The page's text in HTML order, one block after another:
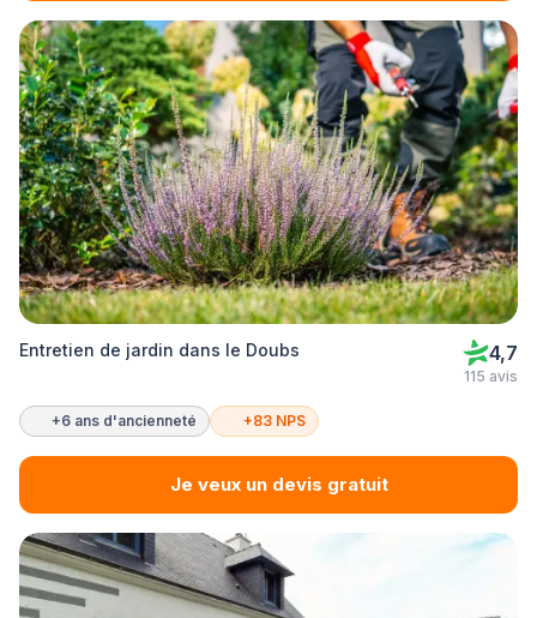
Entretien de jardin dans le Doubs 4,7
115 avis
+6 ans d'ancienneté +83 NPS
Je veux un devis gratuit